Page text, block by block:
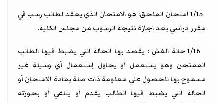
1/15 امتحان الملحق: هو الامتحان الذي يعقد لطالب رسب في
مقرر دراسي بعد إجازة نتيجة الرسوب من مجلس الكلية.
1/16 حالة الغش : يقصد بها الحالة التي يضبط فيها الطالب
الممتحن وهو يستعمل أو يحاول إستعمال أي وسيلة غير
مسموح بها للحصول علي معلومة ذات صلة بمادة الامتحان أو
الحالة التي يضبط فيها الطالب يقدم أو يتلقي أو بحوزته